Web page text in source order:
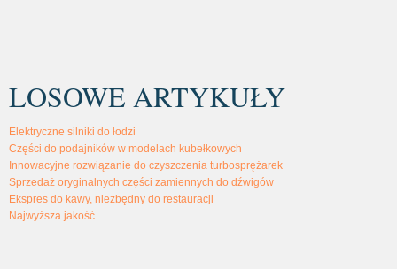
LOSOWE ARTYKUŁY
Elektryczne silniki do łodzi
Części do podajników w modelach kubełkowych
Innowacyjne rozwiązanie do czyszczenia turbosprężarek
Sprzedaż oryginalnych części zamiennych do dźwigów
Ekspres do kawy, niezbędny do restauracji
Najwyższa jakość